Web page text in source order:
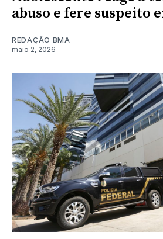
abuso e fere suspeito
REDAÇÃO BMA
maio 2, 2026